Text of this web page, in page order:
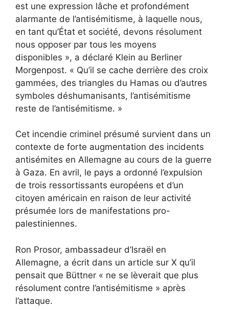
est une expression lâche et profondément
alarmante de l’antisémitisme, à laquelle nous,
en tant qu’État et société, devons résolument
nous opposer par tous les moyens
disponibles », a déclaré Klein au Berliner
Morgenpost. « Qu’il se cache derrière des croix
gammées, des triangles du Hamas ou d’autres
symboles déshumanisants, l’antisémitisme
reste de l’antisémitisme. »
Cet incendie criminel présumé survient dans un
contexte de forte augmentation des incidents
antisémites en Allemagne au cours de la guerre
à Gaza. En avril, le pays a ordonné l’expulsion
de trois ressortissants européens et d’un
citoyen américain en raison de leur activité
présumée lors de manifestations pro-
palestiniennes.
Ron Prosor, ambassadeur d’Israël en
Allemagne, a écrit dans un article sur X qu’il
pensait que Büttner « ne se lèverait que plus
résolument contre l’antisémitisme » après
l’attaque.